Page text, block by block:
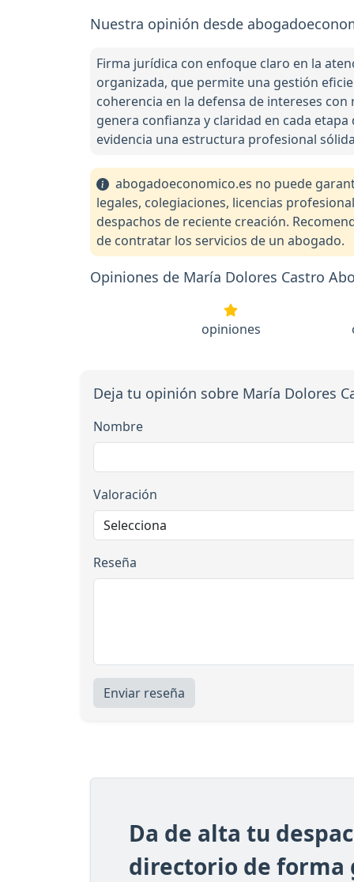
Nuestra opinión desde
Firma jurídica con enfoque claro en la
organizada, que permite una gestión
coherencia en la defensa de intereses
genera confianza y claridad en cada
evidencia una estructura profesional
abogadoeconomico.es no puede
legales, colegiaciones, licencias
despachos de reciente creación.
de contratar los servicios de un abogado.
Opiniones de María Dolores Castro
opiniones
Deja tu opinión sobre María Dolores
Nombre
Valoración
Reseña
Enviar reseña
Da de alta tu
directorio de forma